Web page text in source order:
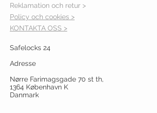
Reklamation och retur >
Policy och cookies >
KONTAKTA OSS >
Safelocks 24
Adresse
Nørre Farimagsgade 70 st th,
1364 København K
Danmark